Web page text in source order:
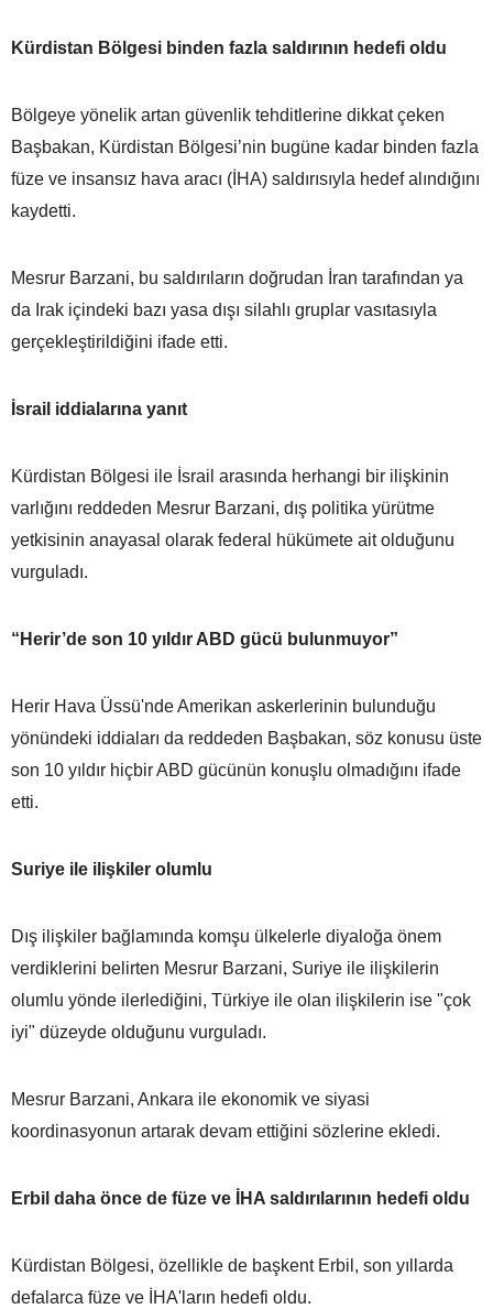
Kürdistan Bölgesi binden fazla saldırının hedefi oldu
Bölgeye yönelik artan güvenlik tehditlerine dikkat çeken
Başbakan, Kürdistan Bölgesi’nin bugüne kadar binden fazla
füze ve insansız hava aracı (İHA) saldırısıyla hedef alındığını
kaydetti.
Mesrur Barzani, bu saldırıların doğrudan İran tarafından ya
da Irak içindeki bazı yasa dışı silahlı gruplar vasıtasıyla
gerçekleştirildiğini ifade etti.
İsrail iddialarına yanıt
Kürdistan Bölgesi ile İsrail arasında herhangi bir ilişkinin
varlığını reddeden Mesrur Barzani, dış politika yürütme
yetkisinin anayasal olarak federal hükümete ait olduğunu
vurguladı.
“Herir’de son 10 yıldır ABD gücü bulunmuyor”
Herir Hava Üssü'nde Amerikan askerlerinin bulunduğu
yönündeki iddiaları da reddeden Başbakan, söz konusu üste
son 10 yıldır hiçbir ABD gücünün konuşlu olmadığını ifade
etti.
Suriye ile ilişkiler olumlu
Dış ilişkiler bağlamında komşu ülkelerle diyaloğa önem
verdiklerini belirten Mesrur Barzani, Suriye ile ilişkilerin
olumlu yönde ilerlediğini, Türkiye ile olan ilişkilerin ise "çok
iyi" düzeyde olduğunu vurguladı.
Mesrur Barzani, Ankara ile ekonomik ve siyasi
koordinasyonun artarak devam ettiğini sözlerine ekledi.
Erbil daha önce de füze ve İHA saldırılarının hedefi oldu
Kürdistan Bölgesi, özellikle de başkent Erbil, son yıllarda
defalarca füze ve İHA'ların hedefi oldu.